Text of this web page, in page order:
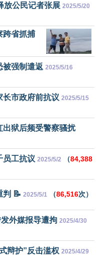
放公民记者张展 2025/5/20
跨省抓捕
被强制遣返 2025/5/16
长市政府前抗议 2025/5/15
出狱后频受警察骚扰
员工抗议 2025/5/2 （84,388
判 📝 2025/5/1 （86,516次）
外媒报导遭拘 2025/4/30
辩护”反击滥权 2025/4/29